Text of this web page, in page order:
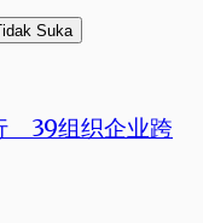
Suka
39组织企业跨